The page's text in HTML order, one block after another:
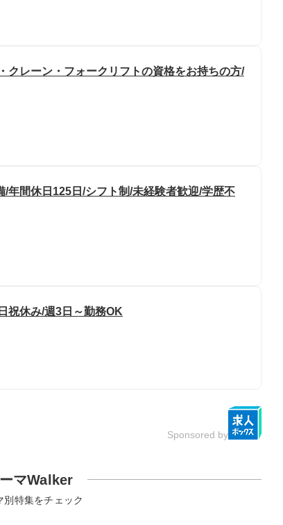
クレーン・フォークリフトの資格をお持ちの方/
年間休日125日/シフト制/未経験者歓迎/学歴不
祝休み/週3日～勤務OK
Sponsored by
マWalker
別特集をチェック